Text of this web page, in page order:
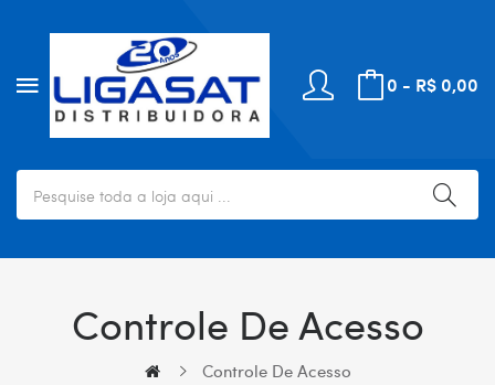
0 - R$ 0,00
Controle De Acesso
Controle De Acesso